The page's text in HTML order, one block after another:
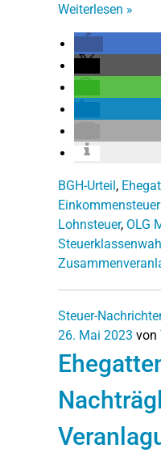
Weiterlesen »
BGH-Urteil,
Lohnsteuer, OLG
Steuer-
26. Mai 2023 von